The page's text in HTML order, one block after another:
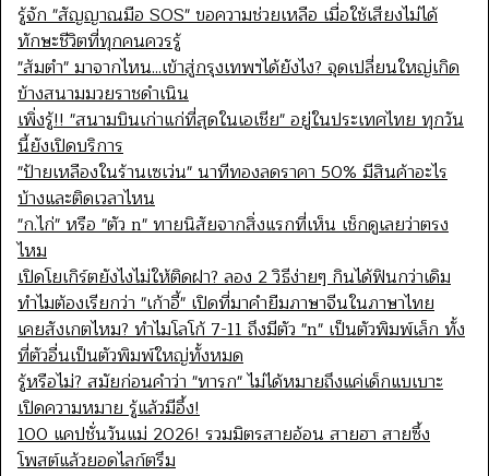
รู้จัก "สัญญาณมือ SOS" ขอความช่วยเหลือ เมื่อใช้เสียงไม่ได้
ทักษะชีวิตที่ทุกคนควรรู้
"ส้มตำ" มาจากไหน...เข้าสู่กรุงเทพฯได้ยังไง? จุดเปลี่ยนใหญ่เกิด
ข้างสนามมวยราชดำเนิน
เพิ่งรู้!! "สนามบินเก่าแก่ที่สุดในเอเชีย" อยู่ในประเทศไทย ทุกวัน
นี้ยังเปิดบริการ
"ป้ายเหลืองในร้านเซเว่น" นาทีทองลดราคา 50% มีสินค้าอะไร
บ้างและติดเวลาไหน
"ก.ไก่" หรือ "ตัว n" ทายนิสัยจากสิ่งแรกที่เห็น เช็กดูเลยว่าตรง
ไหม
เปิดโยเกิร์ตยังไงไม่ให้ติดฝา? ลอง 2 วิธีง่ายๆ กินได้ฟินกว่าเดิม
ทำไมต้องเรียกว่า "เก้าอี้" เปิดที่มาคำยืมภาษาจีนในภาษาไทย
เคยสังเกตไหม? ทำไมโลโก้ 7-11 ถึงมีตัว "n" เป็นตัวพิมพ์เล็ก ทั้ง
ที่ตัวอื่นเป็นตัวพิมพ์ใหญ่ทั้งหมด
รู้หรือไม่? สมัยก่อนคำว่า "ทารก" ไม่ได้หมายถึงแค่เด็กแบเบาะ
เปิดความหมาย รู้แล้วมีอึ้ง!
100 แคปชั่นวันแม่ 2026! รวมมิตรสายอ้อน สายฮา สายซึ้ง
โพสต์แล้วยอดไลก์ตรึม